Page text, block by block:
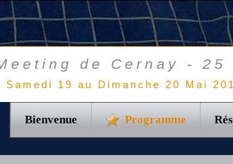
de Cernay - 25
Samedi 19 au Dimanche 20 Mai
Bienvenue Programme